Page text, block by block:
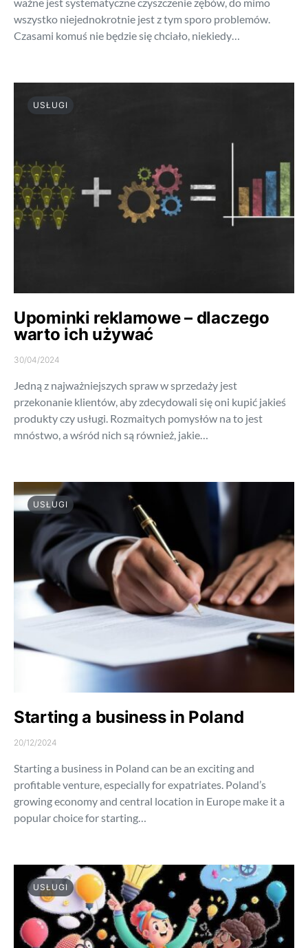
wszystko niejednokrotnie jest z tym sporo problemów.
Czasami komuś nie będzie się chciało, niekiedy…
USŁUGI
Upominki reklamowe – dlaczego
warto ich używać
30/04/2024
Jedną z najważniejszych spraw w sprzedaży jest
przekonanie klientów, aby zdecydowali się oni kupić jakieś
produkty czy usługi. Rozmaitych pomysłów na to jest
mnóstwo, a wśród nich są również, jakie…
USŁUGI
Starting a business in Poland
20/12/2024
Starting a business in Poland can be an exciting and
profitable venture, especially for expatriates. Poland’s
growing economy and central location in Europe make it a
popular choice for starting…
USŁUGI